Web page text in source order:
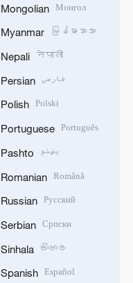
Mongolian Монгол
Myanmar မြန်မာဘာသာ
Nepali नेपाली
Persian فارسی
Polish Polski
Portuguese Português
Pashto پښتو
Romanian Română
Russian Русский
Serbian Српски
Sinhala සිංහල
Spanish Español